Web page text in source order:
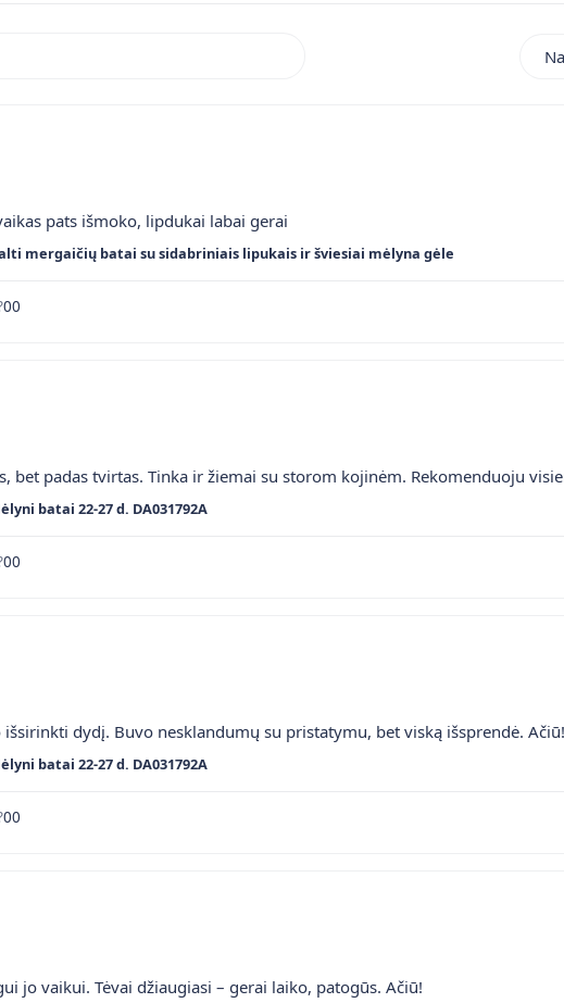
pats išmoko, lipdukai labai gerai
mergaičių batai su sidabriniais lipukais ir šviesiai mėlyna gėle
00
bet padas tvirtas. Tinka ir žiemai su storom kojinėm. Rekomenduoju
batai 22-27 d. DA031792A
00
išsirinkti dydį. Buvo nesklandumų su pristatymu, bet viską išsprendė. Ačiū!
batai 22-27 d. DA031792A
00
jo vaikui. Tėvai džiaugiasi – gerai laiko, patogūs. Ačiū!